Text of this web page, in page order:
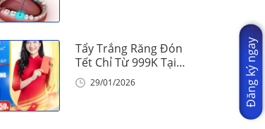
Tẩy Trắng Răng Đón
Tết Chỉ Từ 999K Tại
Nha Khoa Vinalign
29/01/2026 Đăng ký ngay